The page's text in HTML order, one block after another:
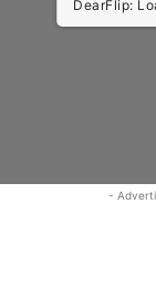
DearFlip:
-